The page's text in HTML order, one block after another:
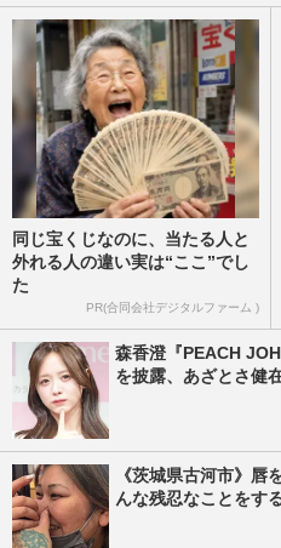
同じ宝くじなのに、当たる人と
外れる人の違い実は“ここ”でし
た
PR(合同会社デジタルファーム )
森香澄『PEACH
を披露、あざとさ健
《茨城県古河市》唇
んな残忍なことをす